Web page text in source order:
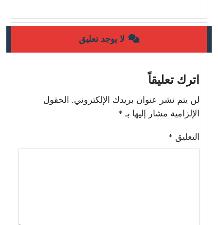
لا يوجد تعليق
اترك تعليقاً
لن يتم نشر عنوان بريدك الإلكتروني. الحقول
الإلزامية مشار إليها بـ *
التعليق *